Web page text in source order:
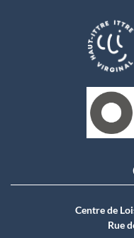
Centre de
Rue